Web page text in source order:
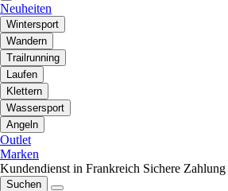
Neuheiten
Wintersport
Wandern
Trailrunning
Laufen
Klettern
Wassersport
Angeln
Outlet
Marken
Kundendienst in Frankreich Sichere Zahlung
Suchen